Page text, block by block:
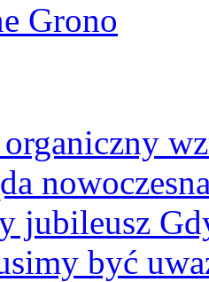
Grono
jubileusz
być